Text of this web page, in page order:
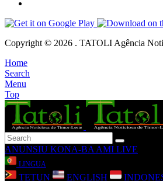
Copyright © 2026 . TATOLI Agência
Home
Search
Menu
Top
ANUNSIU KONA-BA AMI LIVE
LINGUA
TETUN ENGLISH